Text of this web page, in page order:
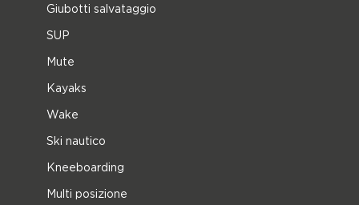
Giubotti salvataggio
SUP
Mute
Kayaks
Wake
Ski nautico
Kneeboarding
Multi posizione